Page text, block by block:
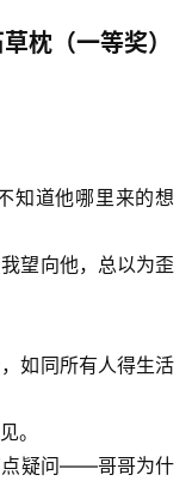
枕（一等奖）
知道他哪里来的想
望向他，总以为歪
如同所有人得生活
。
点疑问——哥哥为什